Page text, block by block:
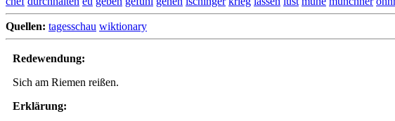
Quellen: tagesschau wiktionary
Redewendung:
Sich am Riemen reißen.
Erklärung: